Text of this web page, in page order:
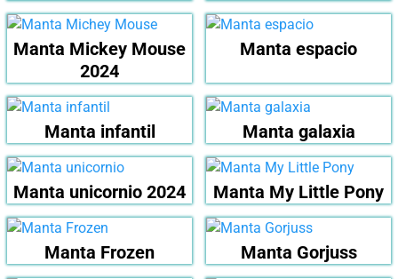
Manta Mickey Mouse
2024
Manta espacio
Manta infantil Manta galaxia
Manta unicornio 2024 Manta My Little Pony
Manta Frozen Manta Gorjuss